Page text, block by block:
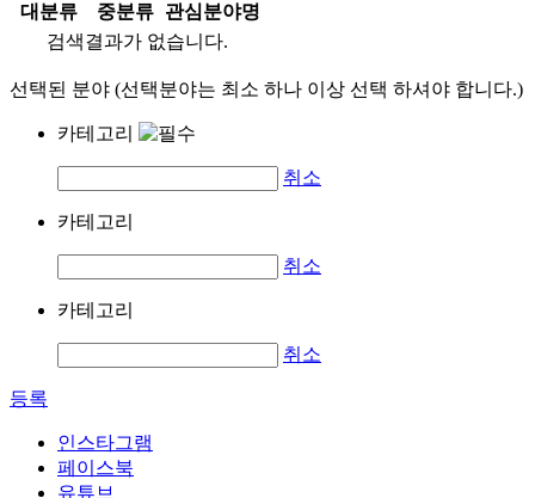
대분류 중분류
관심분야명
검색결과가 없습니다.
선택된 분야 (선택분야는 최소 하나 이상 선택 하셔야 합니다.)
카테고리
취소
카테고리
취소
카테고리
취소
등록
인스타그램
페이스북
유튜브